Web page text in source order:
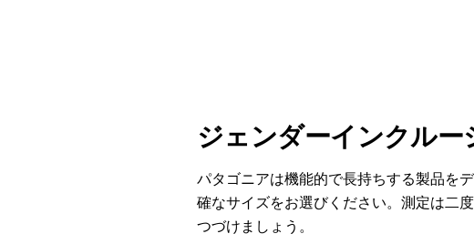
ジェンダーインクル
パタゴニアは機能的で長持ちする製品を
確なサイズをお選びください。測定は二
つづけましょう。